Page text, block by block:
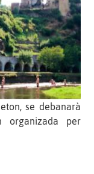
se debanarà
per